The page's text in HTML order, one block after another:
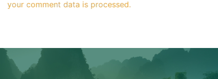
your comment data is processed.